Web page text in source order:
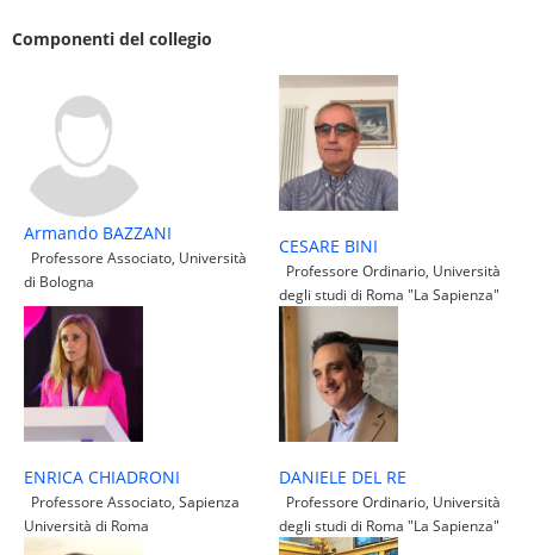
Componenti del collegio
Armando BAZZANI
Professore Associato, Università
di Bologna
CESARE BINI
Professore Ordinario, Università
degli studi di Roma "La Sapienza"
ENRICA CHIADRONI
Professore Associato, Sapienza
Università di Roma
DANIELE DEL RE
Professore Ordinario, Università
degli studi di Roma "La Sapienza"